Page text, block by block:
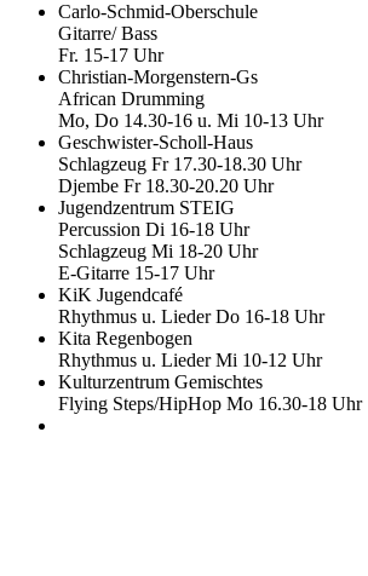
Carlo-Schmid-Oberschule
Gitarre/ Bass
Fr. 15-17 Uhr
Christian-Morgenstern-Gs
African Drumming
Mo, Do 14.30-16 u. Mi 10-13 Uhr
Geschwister-Scholl-Haus
Schlagzeug Fr 17.30-18.30 Uhr
Djembe Fr 18.30-20.20 Uhr
Jugendzentrum STEIG
Percussion Di 16-18 Uhr
Schlagzeug Mi 18-20 Uhr
E-Gitarre 15-17 Uhr
KiK Jugendcafé
Rhythmus u. Lieder Do 16-18 Uhr
Kita Regenbogen
Rhythmus u. Lieder Mi 10-12 Uhr
Kulturzentrum Gemischtes
Flying Steps/HipHop Mo 16.30-18 Uhr